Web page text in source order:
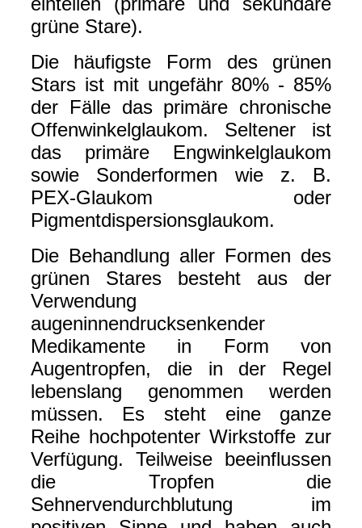
grüne Stare).
Die häufigste Form des grünen
Stars ist mit ungefähr 80% - 85%
der Fälle das primäre chronische
Offenwinkelglaukom. Seltener ist
das primäre Engwinkelglaukom
sowie Sonderformen wie z. B.
PEX-Glaukom oder
Pigmentdispersionsglaukom.
Die Behandlung aller Formen des
grünen Stares besteht aus der
Verwendung
augeninnendrucksenkender
Medikamente in Form von
Augentropfen, die in der Regel
lebenslang genommen werden
müssen. Es steht eine ganze
Reihe hochpotenter Wirkstoffe zur
Verfügung. Teilweise beeinflussen
die Tropfen die
Sehnervendurchblutung im